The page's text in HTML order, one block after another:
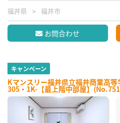
福井県 福井市
お問合わせ
キャンペーン
Kマンスリー福井県立福井商業高等
305・1K-【最上階中部屋】